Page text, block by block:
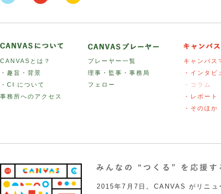
CANVASとは？
・趣旨・背景
・CI について
事務所へのアクセス
プレーヤー一覧
理事・監事・事務局
フェロー
キャンバス
・インタビ
・コラム
・レポート
・そのほか
2015年7月7日。CANVAS がリニュ